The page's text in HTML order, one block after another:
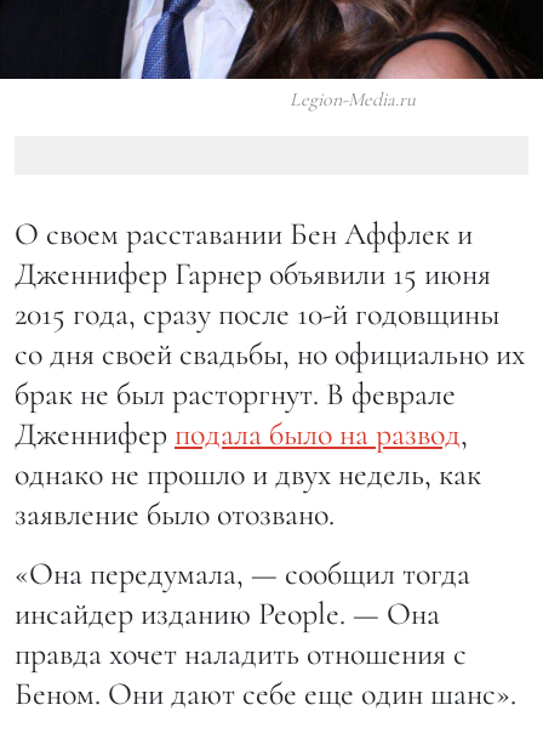
Legion-Media.ru
О своем расставании Бен Аффлек и
Дженнифер Гарнер объявили 15 июня
2015 года, сразу после 10-й годовщины
со дня своей свадьбы, но официально их
брак не был расторгнут. В феврале
Дженнифер подала было на развод,
однако не прошло и двух недель, как
заявление было отозвано.
«Она передумала, — сообщил тогда
инсайдер изданию People. — Она
правда хочет наладить отношения с
Беном. Они дают себе еще один шанс».